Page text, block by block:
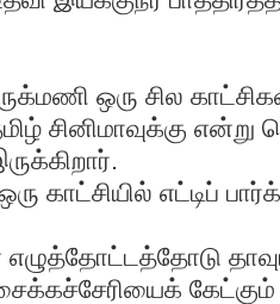
ஒரு சில
சினிமாவுக்கு என்று
காட்சியில் எட்டிப்